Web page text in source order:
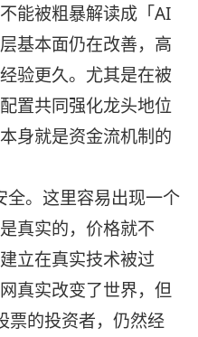
能被粗暴解读成「AI
基本面仍在改善，高
验更久。尤其是在被
置共同强化龙头地位
身就是资金流机制的
全。这里容易出现一个
真实的，价格就不
立在真实技术被过
真实改变了世界，但
票的投资者，仍然经